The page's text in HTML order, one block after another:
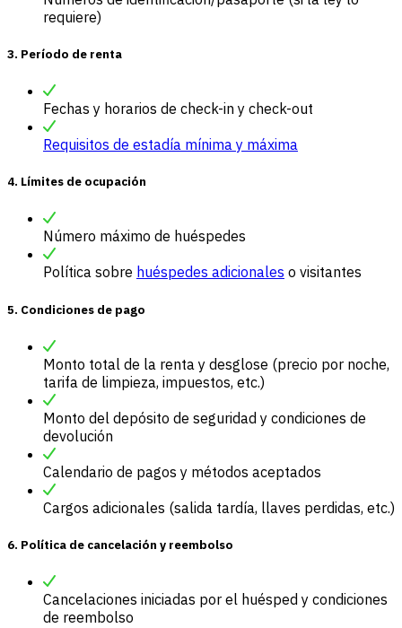
requiere)
3. Período de renta
Fechas y horarios de check-in y check-out
Requisitos de estadía mínima y máxima
4. Límites de ocupación
Número máximo de huéspedes
Política sobre huéspedes adicionales o visitantes
5. Condiciones de pago
Monto total de la renta y desglose (precio por noche,
tarifa de limpieza, impuestos, etc.)
Monto del depósito de seguridad y condiciones de
devolución
Calendario de pagos y métodos aceptados
Cargos adicionales (salida tardía, llaves perdidas, etc.)
6. Política de cancelación y reembolso
Cancelaciones iniciadas por el huésped y condiciones
de reembolso